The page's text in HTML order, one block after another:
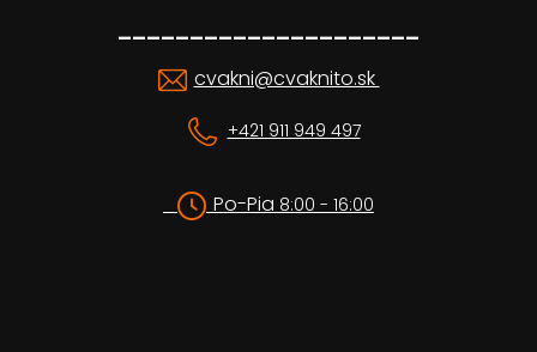
_____________________
cvakni@cvaknito.sk
+421 911 949 497
Po-Pia 8:00 - 16:00